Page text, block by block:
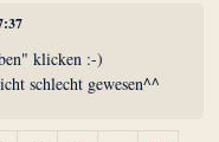
klicken :-)
schlecht gewesen^^